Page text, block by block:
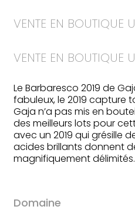
VENTE EN BOUTIQUE
VENTE EN BOUTIQUE
Le Barbaresco 2019 de
fabuleux, le 2019 capture
Gaja n’a pas mis en
des meilleurs lots pour
avec un 2019 qui grésille
acides brillants donnent
magnifiquement délimités.
Domaine